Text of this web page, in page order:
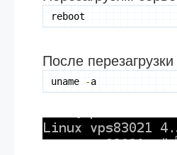
reboot
После
uname -a